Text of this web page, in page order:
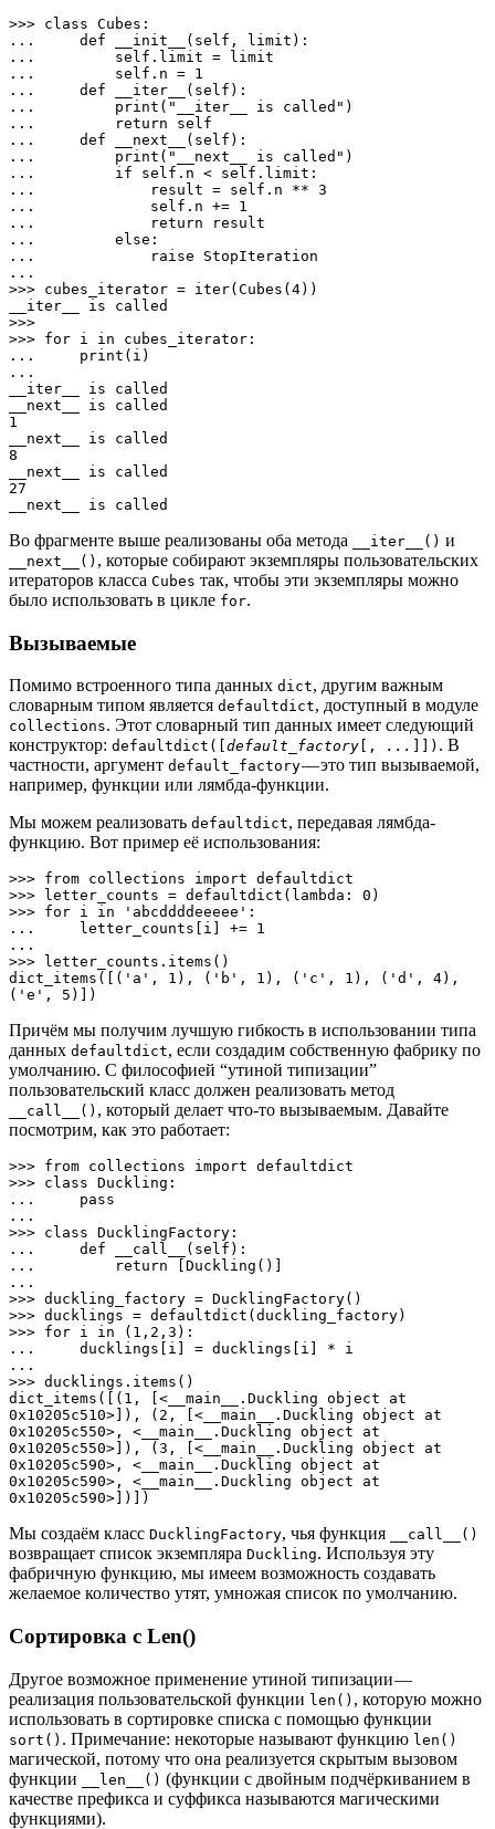
>>> class Cubes:
...     def __init__(self, limit):
...         self.limit = limit
...         self.n = 1
...     def __iter__(self):
...         print("__iter__ is called")
...         return self
...     def __next__(self):
...         print("__next__ is called")
...         if self.n < self.limit:
...             result = self.n ** 3
...             self.n += 1
...             return result
...         else:
...             raise StopIteration
...
>>> cubes_iterator = iter(Cubes(4))
__iter__ is called
>>>
>>> for i in cubes_iterator:
...     print(i)
...
__iter__ is called
__next__ is called
1
__next__ is called
8
__next__ is called
27
__next__ is called
Во фрагменте выше реализованы оба метода __iter__() и
__next__() , которые собирают экземпляры пользовательских
итераторов класса Cubes так, чтобы эти экземпляры можно
было использовать в цикле for.
Вызываемые
Помимо встроенного типа данных dict, другим важным
словарным типом является defaultdict, доступный в модуле
collections. Этот словарный тип данных имеет следующий
конструктор: defaultdict([ default_factory [, ... ]]) . В
частности, аргумент default_factory— это тип вызываемой,
например, функции или лямбда-функции.
Мы можем реализовать defaultdict, передавая лямбда-
функцию. Вот пример её использования:
>>> from collections import defaultdict
>>> letter_counts = defaultdict(lambda: 0)
>>> for i in 'abcddddeeeee':
...     letter_counts[i] += 1
...
>>> letter_counts.items()
dict_items([('a', 1), ('b', 1), ('c', 1), ('d', 4),
('e', 5)])
Причём мы получим лучшую гибкость в использовании типа
данных defaultdict, если создадим собственную фабрику по
умолчанию. С философией “утиной типизации”
пользовательский класс должен реализовать метод
__call__() , который делает что-то вызываемым. Давайте
посмотрим, как это работает:
>>> from collections import defaultdict
>>> class Duckling:
...     pass
...
>>> class DucklingFactory:
...     def __call__(self):
...         return [Duckling()]
...
>>> duckling_factory = DucklingFactory()
>>> ducklings = defaultdict(duckling_factory)
>>> for i in (1,2,3):
...     ducklings[i] = ducklings[i] * i
...
>>> ducklings.items()
dict_items([(1, [<__main__.Duckling object at
0x10205c510>]), (2, [<__main__.Duckling object at
0x10205c550>, <__main__.Duckling object at
0x10205c550>]), (3, [<__main__.Duckling object at
0x10205c590>, <__main__.Duckling object at
0x10205c590>, <__main__.Duckling object at
0x10205c590>])])
Мы создаём класс DucklingFactory, чья функция __call__()
возвращает список экземпляра Duckling. Используя эту
фабричную функцию, мы имеем возможность создавать
желаемое количество утят, умножая список по умолчанию.
Сортировка с Len()
Другое возможное применение утиной типизации —
реализация пользовательской функции len() , которую можно
использовать в сортировке списка с помощью функции
sort() . Примечание: некоторые называют функцию len()
магической, потому что она реализуется скрытым вызовом
функции
__len__() (функции с двойным подчёркиванием в
качестве префикса и суффикса называются магическими
функциями).